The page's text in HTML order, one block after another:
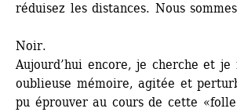
réduisez les distances. Nous
Noir.
Aujourd’hui encore, je cherche et
oublieuse mémoire, agitée et
pu éprouver au cours de cette